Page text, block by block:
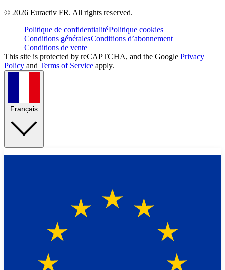
© 2026 Euractiv FR. All rights reserved.
Politique de confidentialitéPolitique cookies
Conditions généralesConditions d’abonnement
Conditions de vente
This site is protected by reCAPTCHA, and the Google Privacy
Policy and Terms of Service apply.
Français